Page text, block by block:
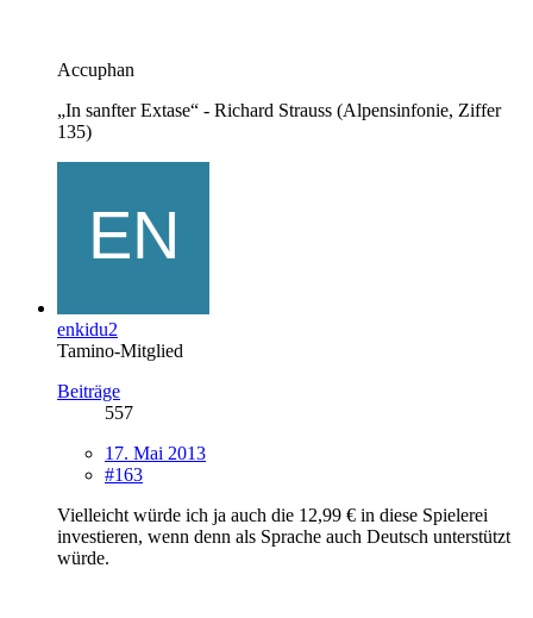
Accuphan
„In sanfter Extase“ - Richard Strauss (Alpensinfonie, Ziffer
135)
enkidu2
Tamino-Mitglied
Beiträge
557
17. Mai 2013
#163
Vielleicht würde ich ja auch die 12,99 € in diese Spielerei
investieren, wenn denn als Sprache auch Deutsch unterstützt
würde.